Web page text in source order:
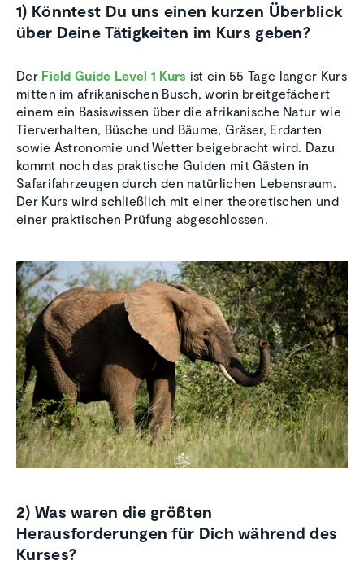
1) Könntest Du uns einen kurzen Überblick
über Deine Tätigkeiten im Kurs geben?
Der Field Guide Level 1 Kurs ist ein 55 Tage langer Kurs
mitten im afrikanischen Busch, worin breitgefächert
einem ein Basiswissen über die afrikanische Natur wie
Tierverhalten, Büsche und Bäume, Gräser, Erdarten
sowie Astronomie und Wetter beigebracht wird. Dazu
kommt noch das praktische Guiden mit Gästen in
Safarifahrzeugen durch den natürlichen Lebensraum.
Der Kurs wird schließlich mit einer theoretischen und
einer praktischen Prüfung abgeschlossen.
2) Was waren die größten
Herausforderungen für Dich während des
Kurses?